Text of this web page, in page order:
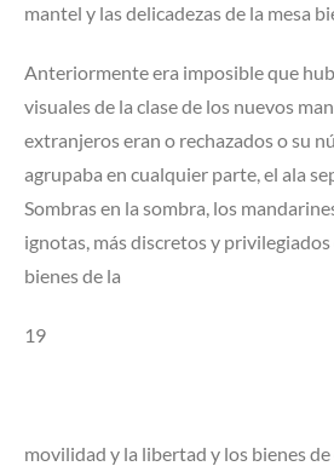
mantel y las delicadezas de la mesa
Anteriormente era imposible que
visuales de la clase de los nuevos
extranjeros eran o rechazados o su
agrupaba en cualquier parte, el ala
Sombras en la sombra, los
ignotas, más discretos y
bienes de la
19
movilidad y la libertad y los bienes